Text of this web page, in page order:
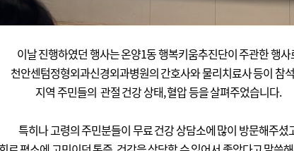
이날 진행하였던 행사는온양1동 행복키움추진단이 주관한 행사
천안센텀정형외과신경외과병원의 간호사와 물리치료사 등이 참
지역 주민들의 관절 건강 상태, 혈압 등을 살펴주었습니다.
특히나 고령의 주민분들이 무료 건강 상담소에 많이 방문해주셨